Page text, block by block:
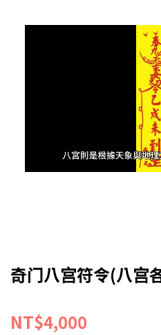
奇门八宫符令(八宫
NT$4,000